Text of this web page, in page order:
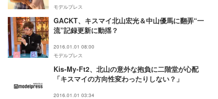
モデルプレス
GACKT、キスマイ北山宏光＆中山優馬に翻弄“一
流”記録更新に動揺？
2016.01.01 08:00
モデルプレス
Kis-My-Ft2、北山の意外な抱負に二階堂が心配
「キスマイの方向性変わったりしない？」
2016.01.01 03:34